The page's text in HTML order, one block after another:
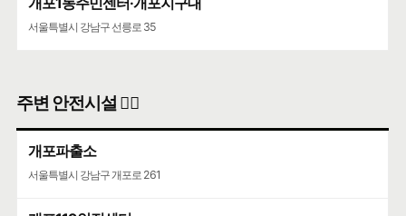
서울특별시 강남구 선릉로 35
주변 안전시설 👮‍♀️
개포파출소
서울특별시 강남구 개포로 261